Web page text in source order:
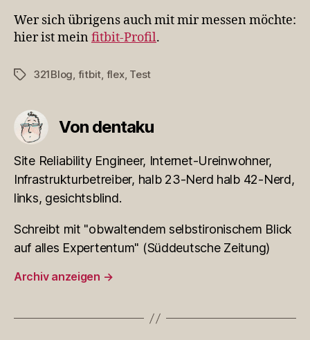
Wer sich übrigens auch mit mir messen möchte:
hier ist mein fitbit-Profil.
Schlagwörter
321Blog, fitbit, flex, Test
Von dentaku
Site Reliability Engineer, Internet-Ureinwohner,
Infrastrukturbetreiber, halb 23-Nerd halb 42-Nerd,
links, gesichtsblind.
Schreibt mit "obwaltendem selbstironischem Blick
auf alles Expertentum" (Süddeutsche Zeitung)
Archiv anzeigen →